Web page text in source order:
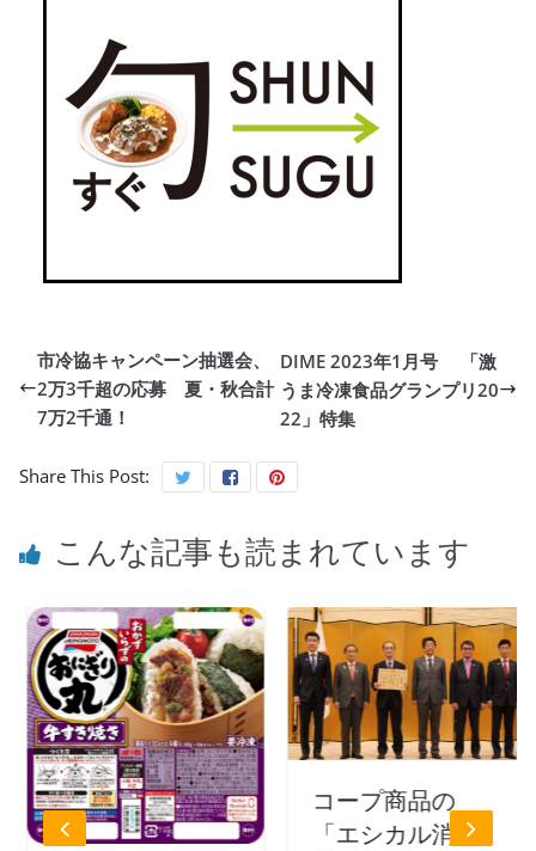
市冷協キャンペーン抽選会、
2万3千超の応募 夏・秋合計
7万2千通！
DIME 2023年1月号 「激
うま冷凍食品グランプリ20
22」特集
Share This Post:
こんな記事も読まれています
コープ商品の
「エシカル消